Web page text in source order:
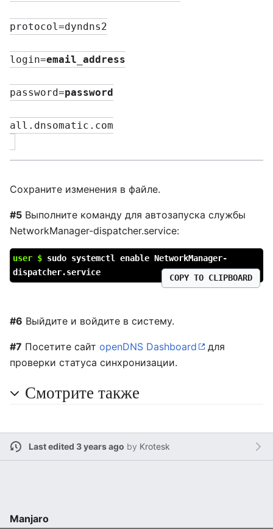
protocol=dyndns2
login=email_address
password=password
all.dnsomatic.com
Сохраните изменения в файле.
#5 Выполните команду для автозапуска службы
NetworkManager-dispatcher.service:
user $ sudo systemctl enable NetworkManager-
dispatcher.service
COPY TO CLIPBOARD
#6 Выйдите и войдите в систему.
#7 Посетите сайт openDNS Dashboard
для
проверки статуса синхронизации.
Смотрите также
Last edited 3 years ago by Krotesk
Manjaro